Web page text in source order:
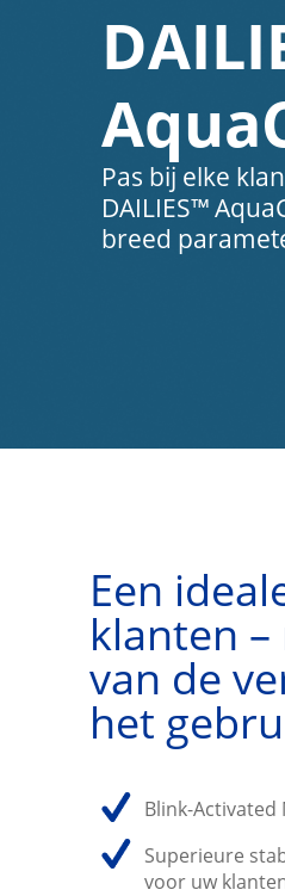
Pas bij elke
DAILIES™
breed
Een
klanten
van de
het
Blink-
Superieure
voor uw